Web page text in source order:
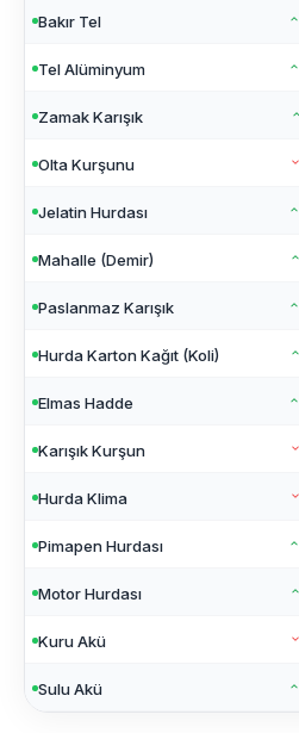
Bakır Tel
Tel Alüminyum
Zamak Karışık
Olta Kurşunu
Jelatin Hurdası
Mahalle (Demir)
Paslanmaz Karışık
Hurda Karton Kağıt (Koli)
Elmas Hadde
Karışık Kurşun
Hurda Klima
Pimapen Hurdası
Motor Hurdası
Kuru Akü
Sulu Akü